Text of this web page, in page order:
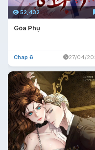
52,432
Góa Phụ
Chap 6 27/04/